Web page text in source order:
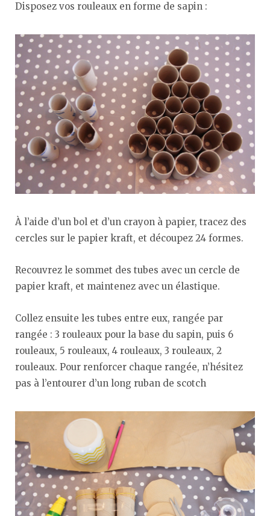
Disposez vos rouleaux en forme de sapin :
À l’aide d’un bol et d’un crayon à papier, tracez des
cercles sur le papier kraft, et découpez 24 formes.
Recouvrez le sommet des tubes avec un cercle de
papier kraft, et maintenez avec un élastique.
Collez ensuite les tubes entre eux, rangée par
rangée : 3 rouleaux pour la base du sapin, puis 6
rouleaux, 5 rouleaux, 4 rouleaux, 3 rouleaux, 2
rouleaux. Pour renforcer chaque rangée, n’hésitez
pas à l’entourer d’un long ruban de scotch